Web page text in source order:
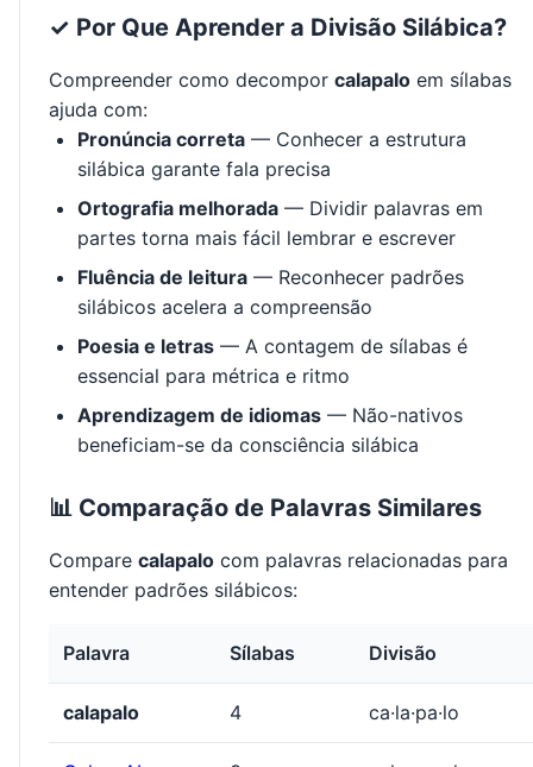
✓ Por Que Aprender a Divisão Silábica?
Compreender como decompor calapalo em sílabas
ajuda com:
Pronúncia correta — Conhecer a estrutura
silábica garante fala precisa
Ortografia melhorada — Dividir palavras em
partes torna mais fácil lembrar e escrever
Fluência de leitura — Reconhecer padrões
silábicos acelera a compreensão
Poesia e letras — A contagem de sílabas é
essencial para métrica e ritmo
Aprendizagem de idiomas — Não-nativos
beneficiam-se da consciência silábica
📊 Comparação de Palavras Similares
Compare calapalo com palavras relacionadas para
entender padrões silábicos:
Palavra Sílabas Divisão
calapalo 4 ca·la·pa·lo